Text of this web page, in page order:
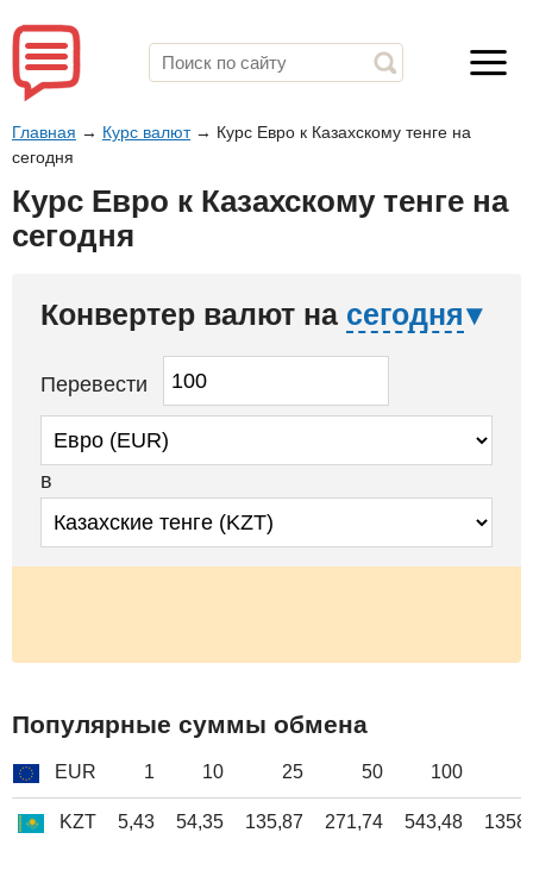
Главная → Курс валют→ Курс Евро к Казахскому тенге на
сегодня
Курс Евро к Казахскому тенге на
сегодня
Конвертер валют на сегодня
Перевести
в
Популярные суммы обмена
EUR 1 10 25 50 100
KZT 5,43 54,35 135,87 271,74 543,48